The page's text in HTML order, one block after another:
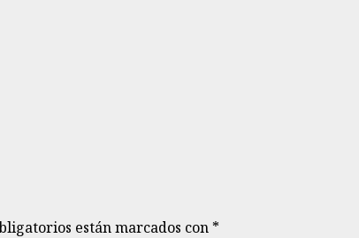
están marcados con *